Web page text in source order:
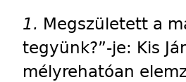
1. Megszületett a
tegyünk?”-je: Kis
mélyrehatóan